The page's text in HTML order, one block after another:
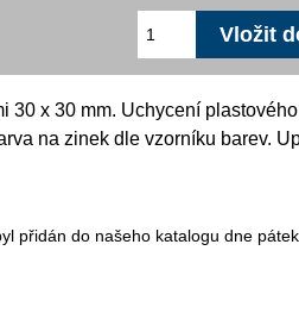
30 x 30 mm. Uchycení
na zinek dle vzorníku barev.
přidán do našeho katalogu dne